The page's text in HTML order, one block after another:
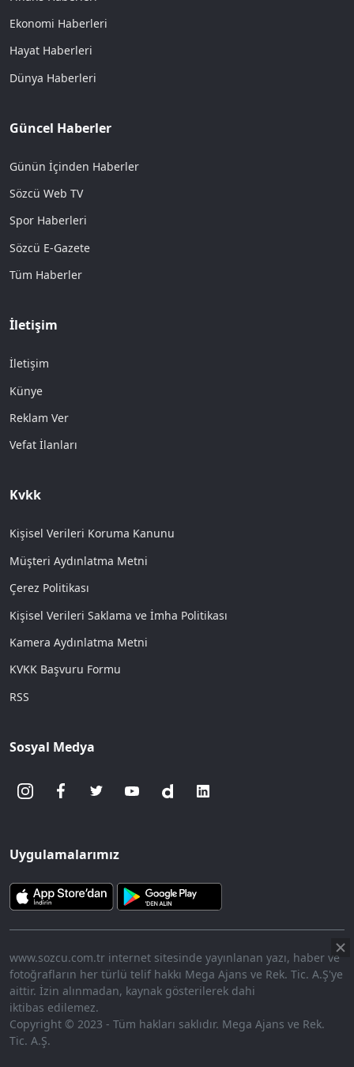
Ekonomi Haberleri
Hayat Haberleri
Dünya Haberleri
Güncel Haberler
Günün İçinden Haberler
Sözcü Web TV
Spor Haberleri
Sözcü E-Gazete
Tüm Haberler
İletişim
İletişim
Künye
Reklam Ver
Vefat İlanları
Kvkk
Kişisel Verileri Koruma Kanunu
Müşteri Aydınlatma Metni
Çerez Politikası
Kişisel Verileri Saklama ve İmha Politikası
Kamera Aydınlatma Metni
KVKK Başvuru Formu
RSS
Sosyal Medya
Uygulamalarımız
www.sozcu.com.tr internet sitesinde yayınlanan yazı, haber ve
fotoğrafların her türlü telif hakkı Mega Ajans ve Rek. Tic. A.Ş'ye
aittir. İzin alınmadan, kaynak gösterilerek dahi
iktibas edilemez.
Copyright © 2023 - Tüm hakları saklıdır. Mega Ajans ve Rek.
Tic. A.Ş.